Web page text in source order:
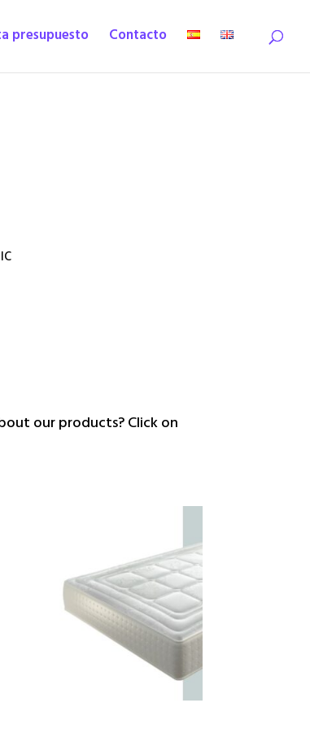
presupuesto Contacto
our products? Click on